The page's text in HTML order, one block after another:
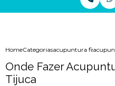
HomeCategoriasacupuntura
Onde Fazer
Tijuca